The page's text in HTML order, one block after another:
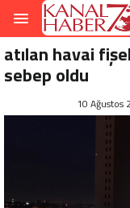
atılan havai
sebep oldu
10 Ağustos